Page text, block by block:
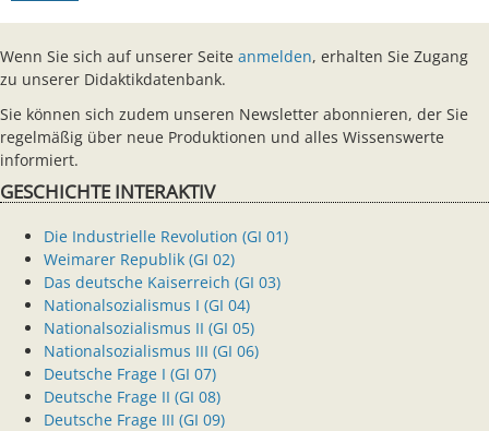
Wenn Sie sich auf unserer Seite anmelden, erhalten Sie Zugang
zu unserer Didaktikdatenbank.
Sie können sich zudem unseren Newsletter abonnieren, der Sie
regelmäßig über neue Produktionen und alles Wissenswerte
informiert.
GESCHICHTE INTERAKTIV
Die Industrielle Revolution (GI 01)
Weimarer Republik (GI 02)
Das deutsche Kaiserreich (GI 03)
Nationalsozialismus I (GI 04)
Nationalsozialismus II (GI 05)
Nationalsozialismus III (GI 06)
Deutsche Frage I (GI 07)
Deutsche Frage II (GI 08)
Deutsche Frage III (GI 09)